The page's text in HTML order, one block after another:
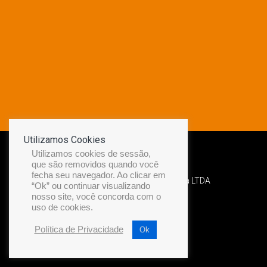
Desenvolvido por Diamond Náutica LTDA
Utilizamos Cookies
Utilizamos cookies de sessão,
que são removidos quando você
fecha seu navegador. Ao clicar em
“Ok” ou continuar visualizando
nosso site, você concorda com o
uso de cookies.
Política de Privacidade Ok